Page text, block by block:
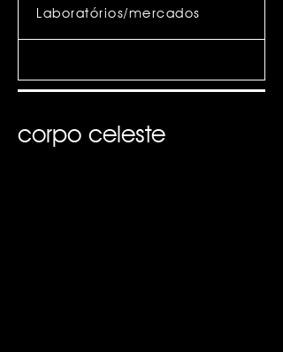
Laboratórios/mercados
corpo celeste